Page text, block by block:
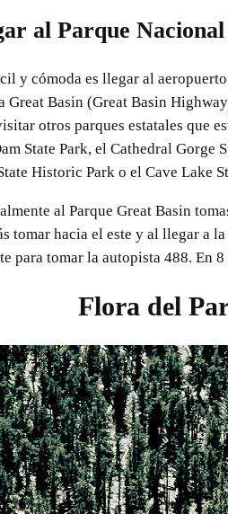
al Parque
y cómoda es llegar al
Great Basin (Great Basin
otros parques estatales que
State Park, el Cathedral Gorge
Historic Park o el Cave Lake
al Parque Great Basin
tomar hacia el este y al llegar a
para tomar la autopista 488. En
Flora del